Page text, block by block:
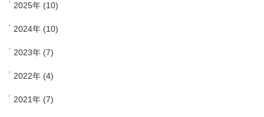
2025年 (10)
2024年 (10)
2023年 (7)
2022年 (4)
2021年 (7)